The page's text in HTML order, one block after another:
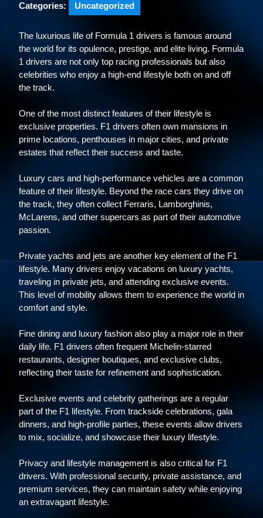
Categories: Uncategorized
The luxurious life of Formula 1 drivers is famous around
the world for its opulence, prestige, and elite living. Formula
1 drivers are not only top racing professionals but also
celebrities who enjoy a high-end lifestyle both on and off
the track.
One of the most distinct features of their lifestyle is
exclusive properties. F1 drivers often own mansions in
prime locations, penthouses in major cities, and private
estates that reflect their success and taste.
Luxury cars and high-performance vehicles are a common
feature of their lifestyle. Beyond the race cars they drive on
the track, they often collect Ferraris, Lamborghinis,
McLarens, and other supercars as part of their automotive
passion.
Private yachts and jets are another key element of the F1
lifestyle. Many drivers enjoy vacations on luxury yachts,
traveling in private jets, and attending exclusive events.
This level of mobility allows them to experience the world in
comfort and style.
Fine dining and luxury fashion also play a major role in their
daily life. F1 drivers often frequent Michelin-starred
restaurants, designer boutiques, and exclusive clubs,
reflecting their taste for refinement and sophistication.
Exclusive events and celebrity gatherings are a regular
part of the F1 lifestyle. From trackside celebrations, gala
dinners, and high-profile parties, these events allow drivers
to mix, socialize, and showcase their luxury lifestyle.
Privacy and lifestyle management is also critical for F1
drivers. With professional security, private assistance, and
premium services, they can maintain safety while enjoying
an extravagant lifestyle.